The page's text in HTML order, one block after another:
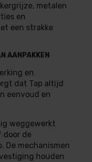
metalen
en
een strakke
AANPAKKEN
en
dat Tap altijd
eenvoud en
weggewerkt
door de
De mechanismen
houden